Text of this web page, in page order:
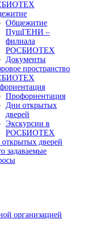
Общежитие
ПущГЕНИ –
филиала
РОСБИОТЕХ
Документы
пространство
Профориентация
Дни открытых
дверей
Экскурсии в
РОСБИОТЕХ
дверей
задаваемые
организацией